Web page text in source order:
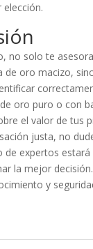
no solo te
de oro macizo,
oro puro o con
el valor de tus
justa, no
de expertos
la mejor
y